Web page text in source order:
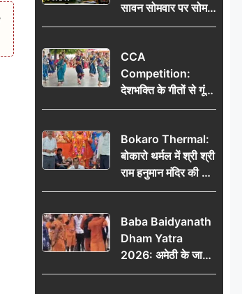
सावन सोमवार पर सोम
प्रदोष व्रत का संयोग,
और पूजा का समय
CCA
Competition:
देशभक्ति के गीतों से गूंजा
डीएवी कथारा, लोक
बांधा समां
Bokaro Thermal:
बोकारो थर्मल में श्री श्री
राम हनुमान मंदिर की नई
कमेटी गठित, बाबूलाल
Baba Baidyanath
Dham Yatra
2026: अमेठी के जायस
से बाबा बैद्यनाथ धाम के